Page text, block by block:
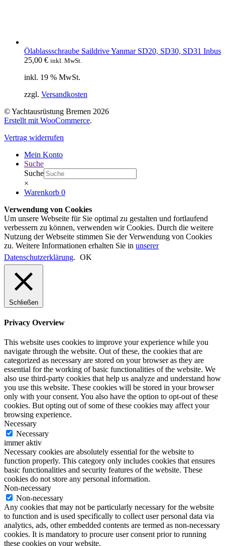
Ölablassschraube Saildrive Yanmar SD20, SD30, SD31 Inbus
25,00 € inkl. MwSt.
inkl. 19 % MwSt.
zzgl. Versandkosten
© Yachtausrüstung Bremen 2026
Erstellt mit WooCommerce.
Vertrag widerrufen
Mein Konto
Suche
Suche
×
Warenkorb 0
Verwendung von Cookies
Um unsere Webseite für Sie optimal zu gestalten und fortlaufend
verbessern zu können, verwenden wir Cookies. Durch die weitere
Nutzung der Webseite stimmen Sie der Verwendung von Cookies
zu. Weitere Informationen erhalten Sie in unserer
Datenschutzerklärung. OK
Schließen
Privacy Overview
This website uses cookies to improve your experience while you
navigate through the website. Out of these, the cookies that are
categorized as necessary are stored on your browser as they are
essential for the working of basic functionalities of the website. We
also use third-party cookies that help us analyze and understand how
you use this website. These cookies will be stored in your browser
only with your consent. You also have the option to opt-out of these
cookies. But opting out of some of these cookies may affect your
browsing experience.
Necessary
Necessary
immer aktiv
Necessary cookies are absolutely essential for the website to
function properly. This category only includes cookies that ensures
basic functionalities and security features of the website. These
cookies do not store any personal information.
Non-necessary
Non-necessary
Any cookies that may not be particularly necessary for the website
to function and is used specifically to collect user personal data via
analytics, ads, other embedded contents are termed as non-necessary
cookies. It is mandatory to procure user consent prior to running
these cookies on your website.